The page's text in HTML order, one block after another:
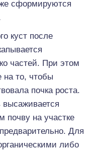
сформируются
куст после
частей. При этом
на то, чтобы
почка роста.
высаживается
почву на участке
Для
либо